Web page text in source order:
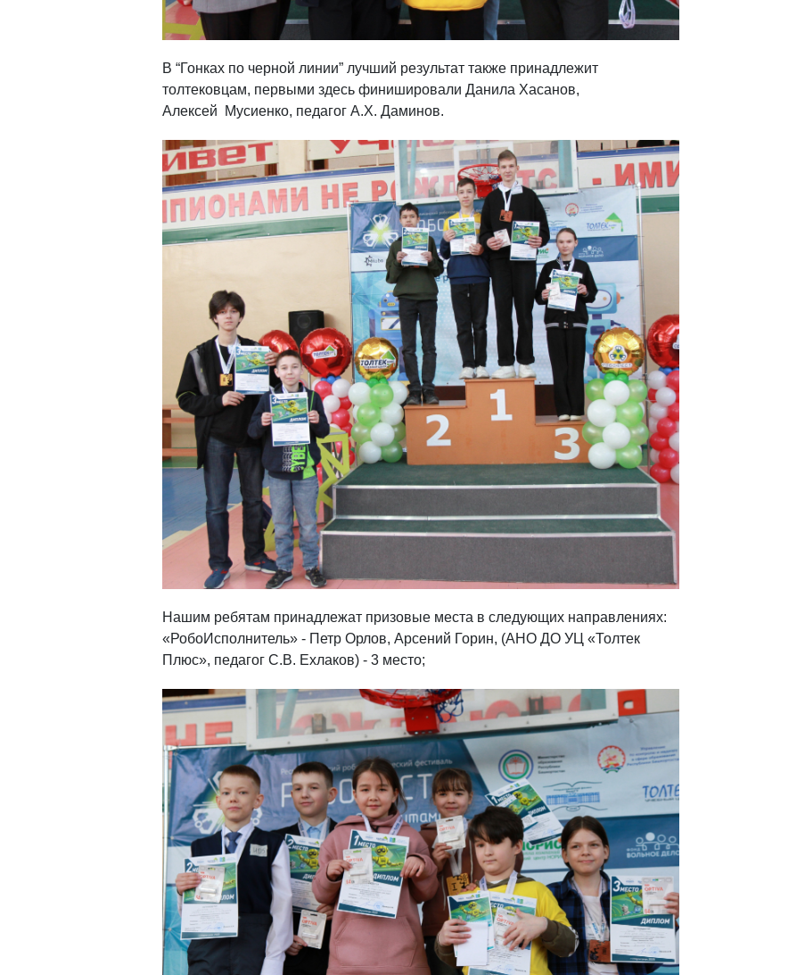
В “Гонках по черной линии” лучший результат также принадлежит
толтековцам, первыми здесь финишировали Данила Хасанов,
Алексей Мусиенко, педагог А.Х. Даминов.
Нашим ребятам принадлежат призовые места в следующих направлениях:
«РобоИсполнитель» - Петр Орлов, Арсений Горин, (АНО ДО УЦ «Толтек
Плюс», педагог С.В. Ехлаков) - 3 место;